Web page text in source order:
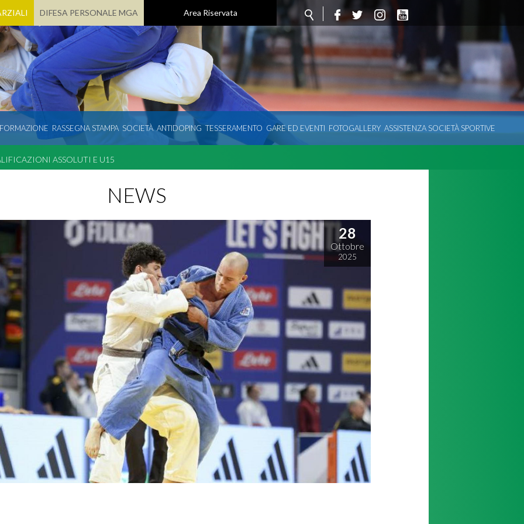
DIFESA PERSONALE MGA Area Riservata
RASSEGNA STAMPA SOCIETÀ ANTIDOPING TESSERAMENTO GARE ED EVENTI FOTOGALLERY ASSISTENZA SOCIETÀ SPORTIVE
ASSOLUTI E U15
NEWS
28
Ottobre
2025